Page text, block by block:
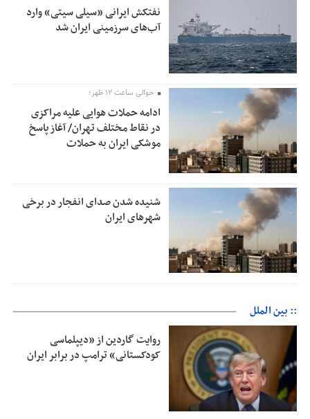
نفتکش ایرانی «سیلی سیتی» وارد
آب‌های سرزمینی ایران شد
حوالی ساعت ۱۲ ظهر؛
ادامه حملات هوایی علیه مراکزی
در نقاط مختلف تهران/ آغاز پاسخ
موشکی ایران به حملات
شنیده شدن صدای انفجار در برخی
شهرهای ایران
:: بین الملل
روایت گاردین از «دیپلماسی
کودکستانی» ترامپ در برابر ایران